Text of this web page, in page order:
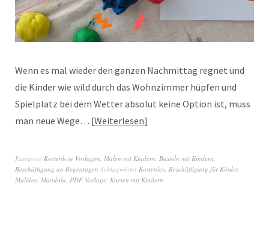
Wenn es mal wieder den ganzen Nachmittag regnet und
die Kinder wie wild durch das Wohnzimmer hüpfen und
Spielplatz bei dem Wetter absolut keine Option ist, muss
man neue Wege… Weiterlesen
Kategorie Kostenlose Vorlagen, Malen mit Kindern, Basteln mit Kindern,
Beschäftigung an Regentagen SchlagwörterKostenlos, Beschäftigung für Kinder,
Malidee, Mandala, PDF Vorlage, Kneten mit Kindern